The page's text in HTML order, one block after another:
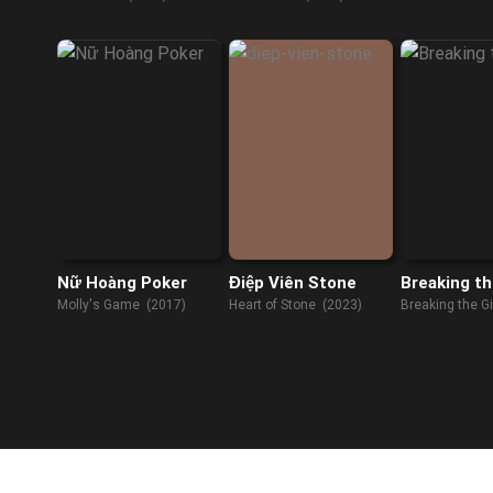
Nữ Hoàng Poker
Molly's Game (2017)
Điệp Viên Stone
Heart of Stone (2023)
Breaking
Breaking the